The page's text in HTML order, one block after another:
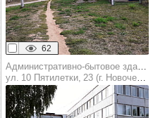
62
ул. 10 Пятилетки, 23 (г. Новочебоксарск)